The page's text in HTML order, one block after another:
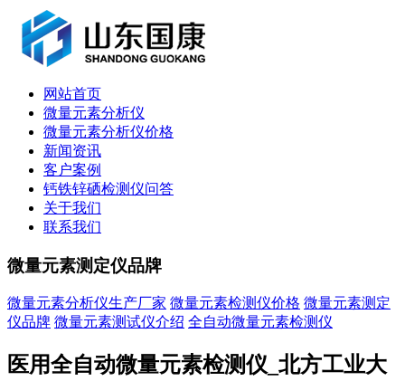
网站首页
微量元素分析仪
微量元素分析仪价格
新闻资讯
客户案例
钙铁锌硒检测仪问答
关于我们
联系我们
微量元素测定仪品牌
微量元素分析仪生产厂家 微量元素检测仪价格 微量元素测定
仪品牌 微量元素测试仪介绍 全自动微量元素检测仪
医用全自动微量元素检测仪_北方工业大